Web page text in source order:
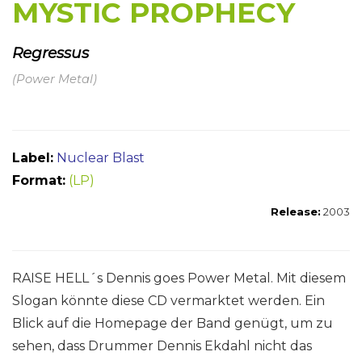
MYSTIC PROPHECY
Regressus
(Power Metal)
Label: Nuclear Blast
Format: (LP)
Release: 2003
RAISE HELL´s Dennis goes Power Metal. Mit diesem
Slogan könnte diese CD vermarktet werden. Ein
Blick auf die Homepage der Band genügt, um zu
sehen, dass Drummer Dennis Ekdahl nicht das